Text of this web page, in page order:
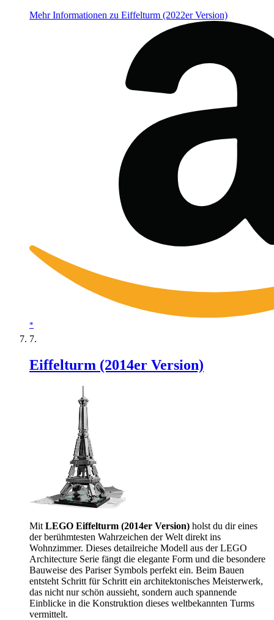
Mehr Informationen zu Eiffelturm (2022er Version)
*
Eiffelturm (2014er Version)
Mit LEGO Eiffelturm (2014er Version) holst du dir eines
der berühmtesten Wahrzeichen der Welt direkt ins
Wohnzimmer. Dieses detailreiche Modell aus der LEGO
Architecture Serie fängt die elegante Form und die besondere
Bauweise des Pariser Symbols perfekt ein. Beim Bauen
entsteht Schritt für Schritt ein architektonisches Meisterwerk,
das nicht nur schön aussieht, sondern auch spannende
Einblicke in die Konstruktion dieses weltbekannten Turms
vermittelt.